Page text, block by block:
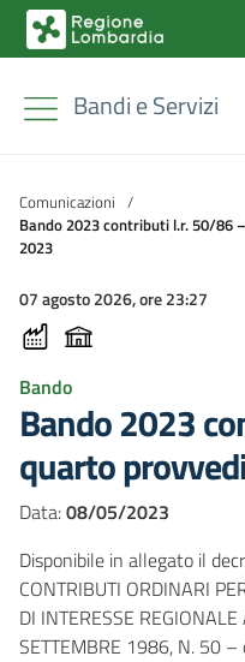
Bandi e Servizi
Comunicazioni /
Bando 2023 contributi l.r. 50/86
2023
07 agosto 2026, ore 23:27
Bando
Bando 2023
quarto
Data:08/05/2023
Disponibile in allegato il
CONTRIBUTI ORDINARI
DI INTERESSE
SETTEMBRE 1986, N. 50